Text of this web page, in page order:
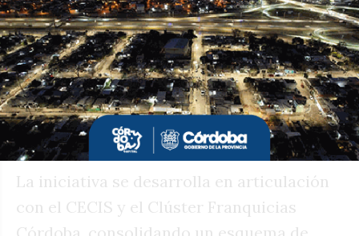
presentó una nueva edición del programa
de franquicias, una propuesta orientada a
fomentar la radicación de marcas en la
ciudad y a impulsar el crecimiento de
emprendimientos locales con proyección
nacional.
La iniciativa se desarrolla en articulación
con el CECIS y el Clúster Franquicias